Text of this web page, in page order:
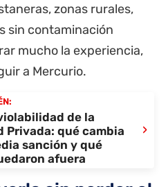
zonas rurales,
sin contaminación
mucho la experiencia,
a Mercurio.
de la
Privada: qué cambia
sanción y qué
afuera
›